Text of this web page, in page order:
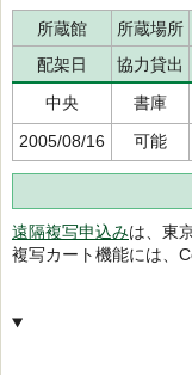
所蔵館 所蔵場所
配架日
協力貸出
中央
書庫
2005/08/16
可能
遠隔複写申込みは、東
複写カート機能には、